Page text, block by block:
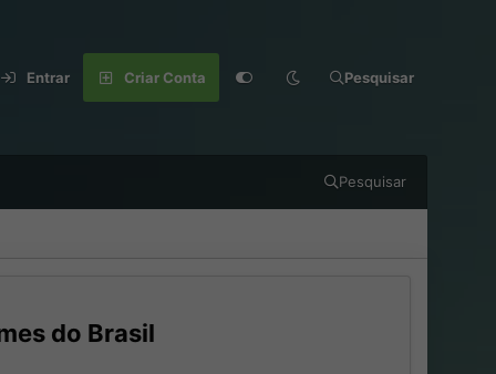
Entrar Criar Conta Pesquisar
Pesquisar
do Brasil